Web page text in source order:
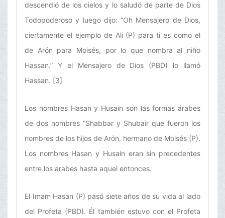
descendió de los cielos y lo saludó de parte de Dios
Todopoderoso y luego dijo: “Oh Mensajero de Dios,
ciertamente el ejemplo de Ali (P) para ti es como el
de Arón para Moisés, por lo que nombra al niño
Hassan.” Y el Mensajero de Dios (PBD) lo llamó
Hassan. [3]
Los nombres Hasan y Husain son las formas árabes
de dos nombres “Shabbar y Shubair que fueron los
nombres de los hijos de Arón, hermano de Moisés (P).
Los nombres Hasan y Husain eran sin precedentes
entre los árabes hasta aquel entonces.
El Imam Hasan (P) pasó siete años de su vida al lado
del Profeta (PBD). Él también estuvo con el Profeta